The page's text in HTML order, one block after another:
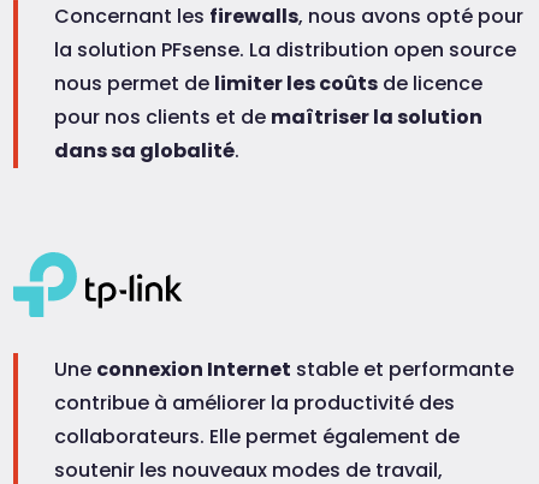
Concernant les firewalls, nous avons opté pour
la solution PFsense. La distribution open source
nous permet de limiter les coûts de licence
pour nos clients et de maîtriser la solution
dans sa globalité.
Une connexion Internet stable et performante
contribue à améliorer la productivité des
collaborateurs. Elle permet également de
soutenir les nouveaux modes de travail,